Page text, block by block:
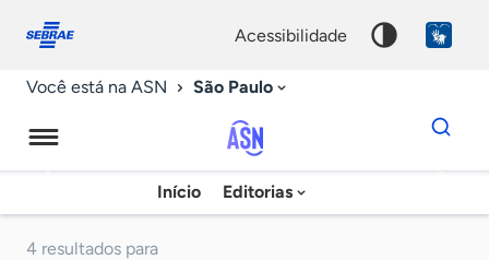
conosco
acessibilidade
Você está na ASN São Paulo
Agência
Sebrae
Início Editorias
Dados
para
chave
4 resultados para